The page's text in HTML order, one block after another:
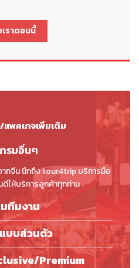
ราตอนนี้
แพคเกจเพิ่มเติม
รมอื่นๆ
กจีน นึกถึง tour4trip บริการมือ
ดีให้บริการลูกค้าทุกท่าน
ทีมงาน
บบส่วนตัว
Premium